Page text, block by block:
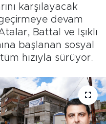
karşılayacak
devam
Battal ve Işıklı
başlanan sosyal
hızıyla sürüyor.